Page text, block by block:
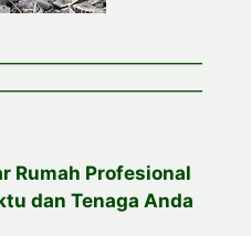
Rumah Profesional
dan Tenaga Anda